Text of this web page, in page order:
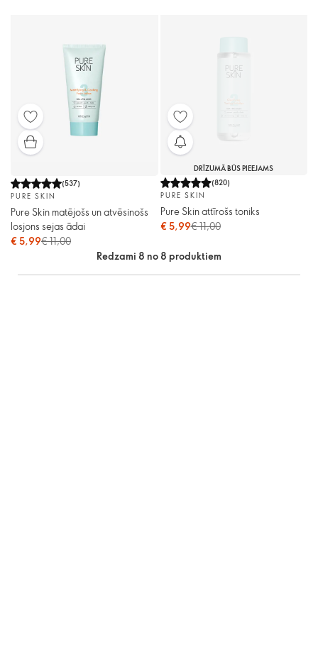
(537)
PURE SKIN
Pure Skin matējošs un atvēsinošs
losjons sejas ādai
€ 5,99€ 11,00
DRĪZUMĀ BŪS PIEEJAMS
(820)
PURE SKIN
Pure Skin attīrošs toniks
€ 5,99€ 11,00
Redzami 8 no 8 produktiem